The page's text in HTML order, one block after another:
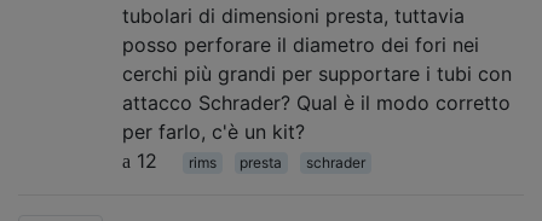
tubolari di dimensioni presta, tuttavia
posso perforare il diametro dei fori nei
cerchi più grandi per supportare i tubi con
attacco Schrader? Qual è il modo corretto
per farlo, c'è un kit?
12
rims presta schrader